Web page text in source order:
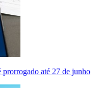
prorrogado até 27 de junho